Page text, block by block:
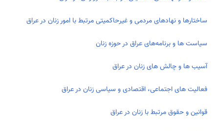
ساختارها و نهادهای مردمی و غیرحاکمیتی مرتبط با امور زنان در عراق
سیاست ها و برنامه‌های عراق در حوزه زنان
آسیب ها و چالش های زنان در عراق
فعالیت های اجتماعی، اقتصادی و سیاسی زنان در عراق
قوانین و حقوق مرتبط با زنان در عراق